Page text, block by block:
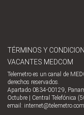
TÉRMINOS Y
VACANTES MEDCOM
Telemetro es un canal de
derechos reservados.
Apartado 0834-00129,
Octubre | Central Telefónica
email: internet@telemetro.com